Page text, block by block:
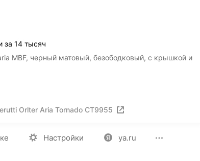
за 14 тысяч
MBF, черный матовый, безободковый, с крышкой и
Orlter Aria Tornado CT9955
Настройки ya.ru